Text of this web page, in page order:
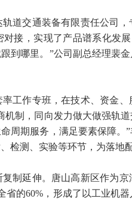
道交通装备有限责任公司
接，实现了产品谱系化发
到哪里。”公司副总经理裴
工作专班，在技术、资金
机制，同向发力做大做强轨
周期服务，满足要素保障。
检测、实验等环节，为落地
制延伸。唐山高新区作为京
的60%，形成了以工业机